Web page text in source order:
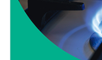
оплатили образование
7 Авг 2026 12:02 116
Ребёнок, жизнь, семья:
главные подарки в своей